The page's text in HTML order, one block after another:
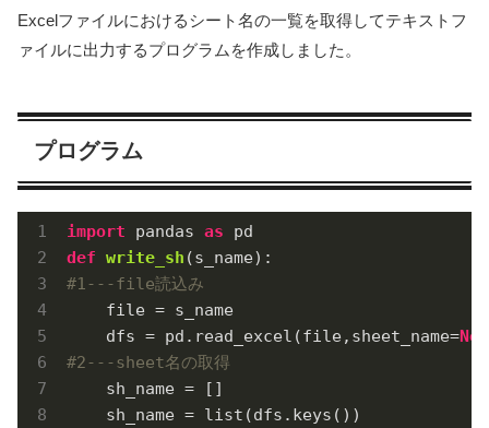
Excelファイルにおけるシート名の一覧を取得してテキストフ
ァイルに出力するプログラムを作成しました。
プログラム
import pandas as
def write_sh (s_name) :
#1---file読込み
    file = s_name
    dfs = pd.read_excel(file,sheet_name=
#2---sheet名の取得
    sh_name = []